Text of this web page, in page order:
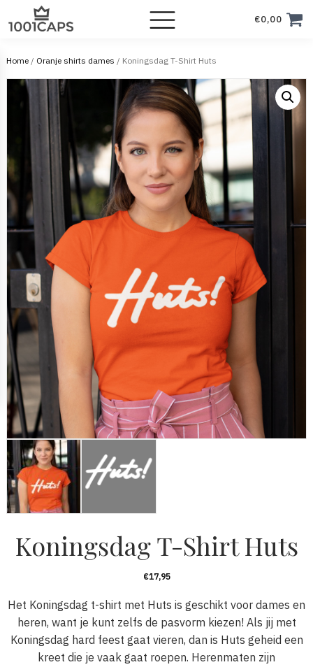
€0,00
Home/ Oranje shirts dames / Koningsdag T-Shirt Huts
Koningsdag T-Shirt Huts
€17,95
Het Koningsdag t-shirt met Huts is geschikt voor dames en
heren, want je kunt zelfs de pasvorm kiezen! Als jij met
Koningsdag hard feest gaat vieren, dan is Huts geheid een
kreet die je vaak gaat roepen. Herenmaten zijn